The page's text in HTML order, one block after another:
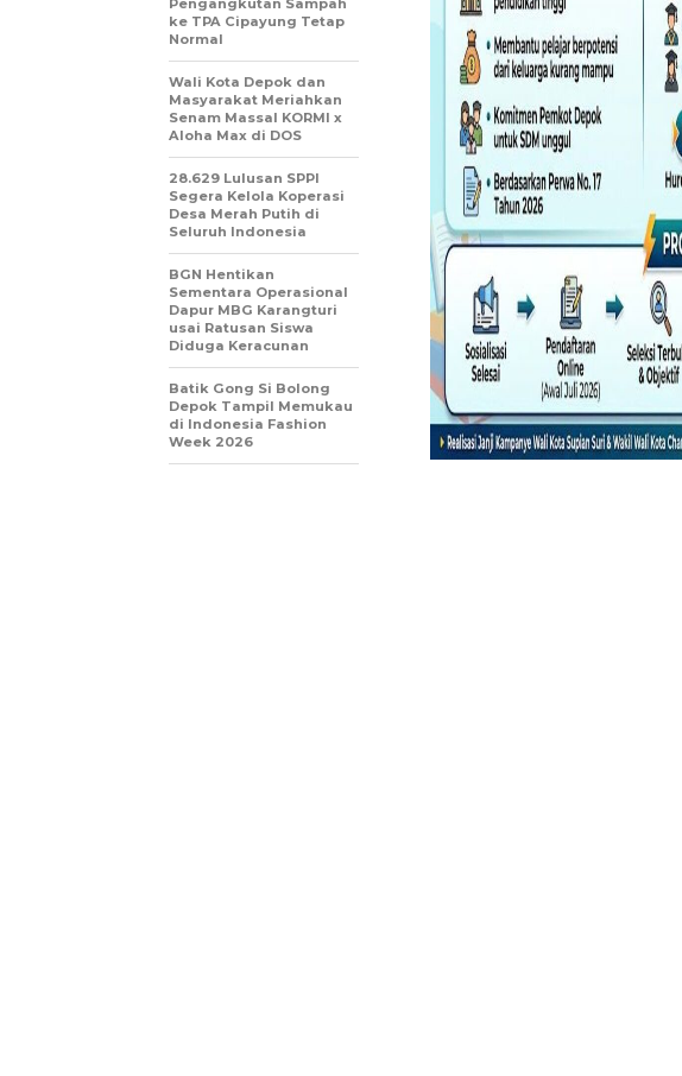
Pengangkutan Sampah
ke TPA Cipayung Tetap
Normal
Wali Kota Depok dan
Masyarakat Meriahkan
Senam Massal KORMI x
Aloha Max di DOS
28.629 Lulusan SPPI
Segera Kelola Koperasi
Desa Merah Putih di
Seluruh Indonesia
BGN Hentikan
Sementara Operasional
Dapur MBG Karangturi
usai Ratusan Siswa
Diduga Keracunan
Batik Gong Si Bolong
Depok Tampil Memukau
di Indonesia Fashion
Week 2026